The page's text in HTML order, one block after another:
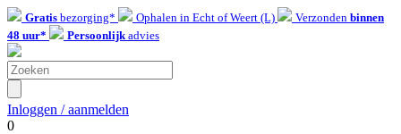
Gratis bezorging* Ophalen in Echt of Weert (L) Verzonden binnen
48 uur*
Persoonlijkadvies
Inloggen / aanmelden
0